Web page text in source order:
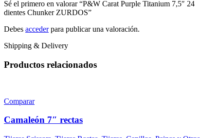
Sé el primero en valorar “P&W Carat Purple Titanium 7,5″ 24
dientes Chunker ZURDOS”
Debes accederpara publicar una valoración.
Shipping & Delivery
Productos relacionados
Comparar
Camaleón 7″ rectas